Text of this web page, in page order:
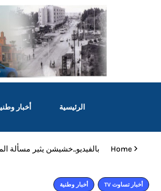
الرئيسية أخبار
Home بالفيديو..خشيشن يثير
أخبار تساوت TV أخبار وطنية